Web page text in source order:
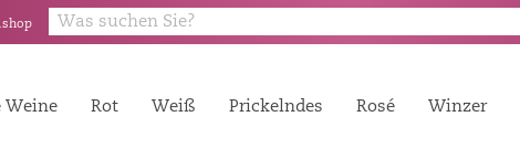
Weine Rot Weiß Prickelndes Rosé Winzer